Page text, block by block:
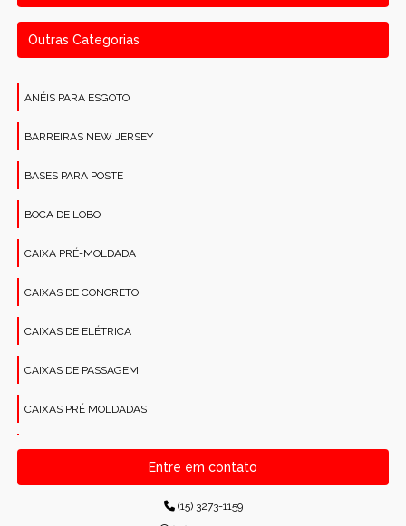
Outras Categorias
ANÉIS PARA ESGOTO
BARREIRAS NEW JERSEY
BASES PARA POSTE
BOCA DE LOBO
CAIXA PRÉ-MOLDADA
CAIXAS DE CONCRETO
CAIXAS DE ELÉTRICA
CAIXAS DE PASSAGEM
CAIXAS PRÉ MOLDADAS
CANALETAS PRÉ-MOLDADAS RETANGULARES
CONCRETO PARA CONSTRUÇÕES
Entre em contato
(15) 3273-1159